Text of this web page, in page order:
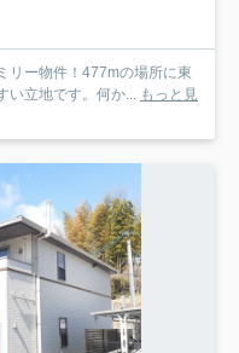
リー物件！477mの場所に東
い立地です。何か... もっと見